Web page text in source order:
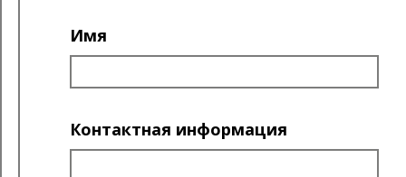
Имя
Контактная информация